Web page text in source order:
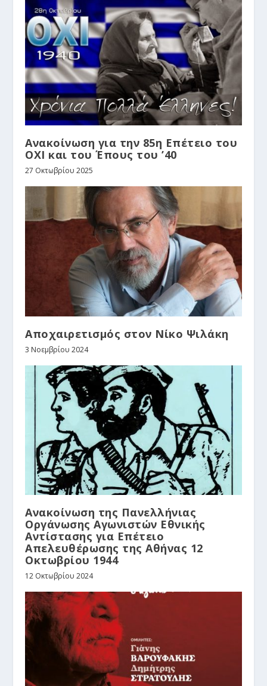
Ανακοίνωση για την 85η Επέτειο του
ΟΧΙ και του Έπους του ’40
27 Οκτωβρίου 2025
Αποχαιρετισμός στον Νίκο Ψιλάκη
3 Νοεμβρίου 2024
Ανακοίνωση της Πανελλήνιας
Οργάνωσης Αγωνιστών Εθνικής
Αντίστασης για Επέτειο
Απελευθέρωσης της Αθήνας 12
Οκτωβρίου 1944
12 Οκτωβρίου 2024